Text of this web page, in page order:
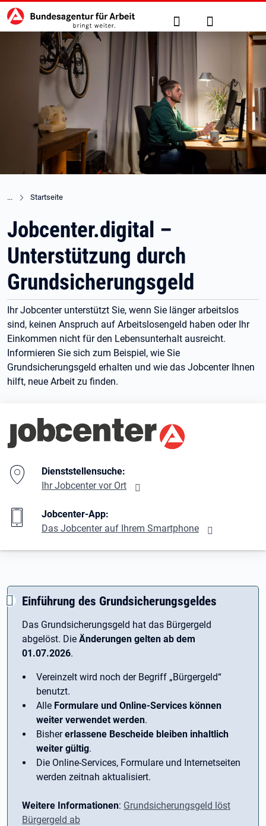
zu den Hauptinhalten springen
Hauptnavigation Suche Anmelden
Startseite
Jobcenter.digital –
Unterstützung durch
Grundsicherungsgeld
Ihr Jobcenter unterstützt Sie, wenn Sie länger arbeitslos
sind, keinen Anspruch auf Arbeitslosengeld haben oder Ihr
Einkommen nicht für den Lebensunterhalt ausreicht.
Informieren Sie sich zum Beispiel, wie Sie
Grundsicherungsgeld erhalten und wie das Jobcenter Ihnen
hilft, neue Arbeit zu finden.
Branding-Bereich Beschreibung
Dienststellensuche:
Ihr Jobcenter vor Ort
Jobcenter-App:
Das Jobcenter auf Ihrem Smartphone
Einführung des Grundsicherungsgeldes
Das Grundsicherungsgeld hat das Bürgergeld
abgelöst. Die Änderungen gelten ab dem
01.07.2026.
Vereinzelt wird noch der Begriff ­„Bürgergeld“
benutzt.
Alle Formulare und Online-Services können
weiter verwendet werden.
Bishererlassene Bescheide bleiben inhaltlich
weiter gültig.
Die Online-Services, Formulare und Internetseiten
werden zeitnah aktualisiert.
Weitere Informationen: Grundsicherungsgeld löst
Bürgergeld ab